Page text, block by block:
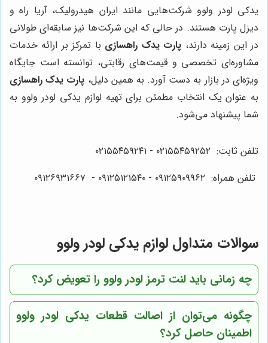
یدکی لودر ولوو شرکت‌هایی مانند ایران هیدرولیک، آریا راه و
دیزل پارت هستند. در حالی که این شرکت‌ها نیز سابقه‌ای طولانی
در این زمینه دارند، پارت یدک راهسازی با تمرکز بر ارائه خدمات
مشاوره‌ای تخصصی و قیمت‌های رقابتی، توانسته است جایگاه
ویژه‌ای در بازار به دست آورد. به همین دلیل، پارت یدک راهسازی
به عنوان یک انتخاب مطمئن برای تهیه لوازم یدکی لودر ولوو به
شما پیشنهاد می‌شود.
تلفن ثابت: ۰۲۱۵۵۴۵۹۲۵۲ - ۰۲۱۵۵۴۵۹۲۴۱
تلفن همراه: ۰۹۱۲۵۹۰۹۹۶۲ -
۰۹۱۲۵۱۲۱۵۴۰‌‌‌ - ۰۹۱۲۶۹۳۱۶۶۷
سوالات متداول لوازم یدکی لودر ولوو
چه زمانی باید لنت ترمز لودر ولوو را تعویض کرد؟
چگونه می‌توان از اصالت قطعات یدکی لودر ولوو
اطمینان حاصل کرد؟